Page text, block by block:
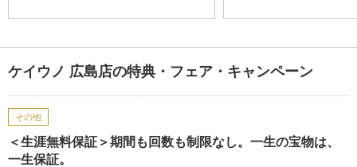
ケイウノ 広島店の特典・フェア・キャンペーン
その他
＜生涯無料保証＞期間も回数も制限なし。一生の宝物は、
一生保証。